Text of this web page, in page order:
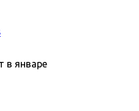
в январе